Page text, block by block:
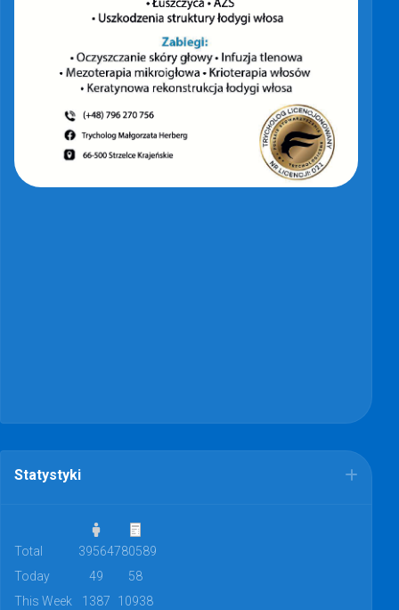
Statystyki
Total 39564780589
Today
49
58
This Week
1387
10938